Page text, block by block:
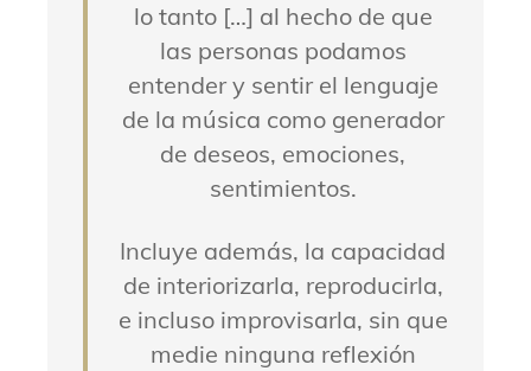
lo tanto […] al hecho de que
las personas podamos
entender y sentir el lenguaje
de la música como generador
de deseos, emociones,
sentimientos.
Incluye además, la capacidad
de interiorizarla, reproducirla,
e incluso improvisarla, sin que
medie ninguna reflexión